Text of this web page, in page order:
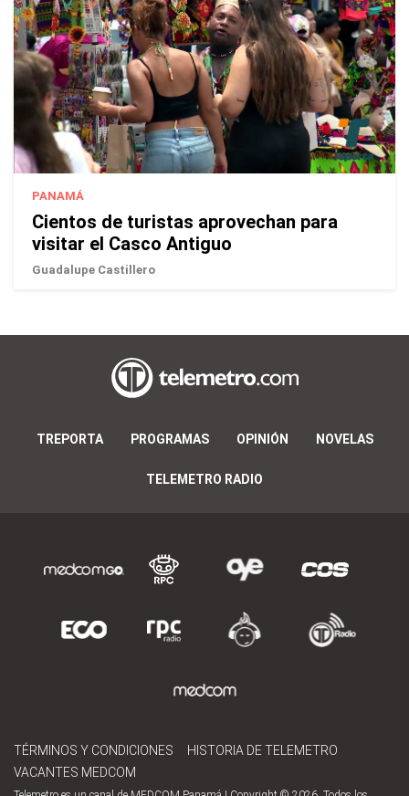
PANAMÁ
Cientos de turistas aprovechan para
visitar el Casco Antiguo
Guadalupe Castillero
TREPORTA PROGRAMAS OPINIÓN NOVELAS
TELEMETRO RADIO
TÉRMINOS Y CONDICIONES
HISTORIA DE TELEMETRO
VACANTES MEDCOM